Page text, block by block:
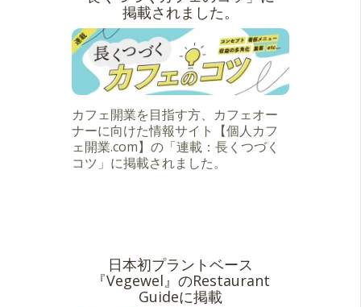
掲載されました。
カフェ開業を目指す方、カフェオー
ナーに向けた情報サイト【個人カフ
ェ開業.com】の「連載：長くつづく
コツ」に掲載されました。
日本初プラントベース
『Vegewel』のRestaurant
Guideに掲載